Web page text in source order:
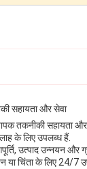
सहायता और सेवा
तकनीकी सहायता
के लिए उपलब्ध हैं.
उत्पाद उन्नयन
या चिंता के लिए